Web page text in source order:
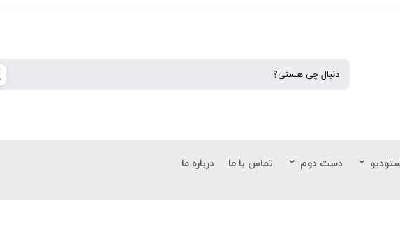
دست دوم تماس با ما درباره ما